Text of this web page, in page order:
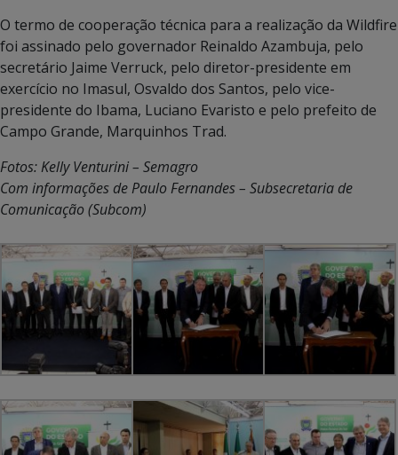
O termo de cooperação técnica para a realização da Wildfire
foi assinado pelo governador Reinaldo Azambuja, pelo
secretário Jaime Verruck, pelo diretor-presidente em
exercício no Imasul, Osvaldo dos Santos, pelo vice-
presidente do Ibama, Luciano Evaristo e pelo prefeito de
Campo Grande, Marquinhos Trad.
Fotos: Kelly Venturini – Semagro
Com informações de Paulo Fernandes – Subsecretaria de
Comunicação (Subcom)